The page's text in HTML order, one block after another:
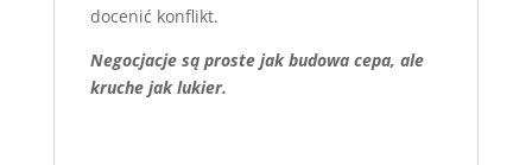
docenić konflikt.
Negocjacje są proste jak budowa cepa, ale
kruche jak lukier.